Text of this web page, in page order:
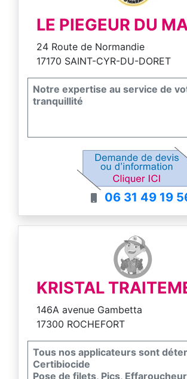
LE PIEGEUR DU
24 Route de Normandie
17170 SAINT-CYR-DU-DORET
Notre expertise au service de
tranquillité
06 31 49 19
KRISTAL
146A avenue Gambetta
17300 ROCHEFORT
Tous nos applicateurs sont
Certibiocide
Pose de filets, Pics,